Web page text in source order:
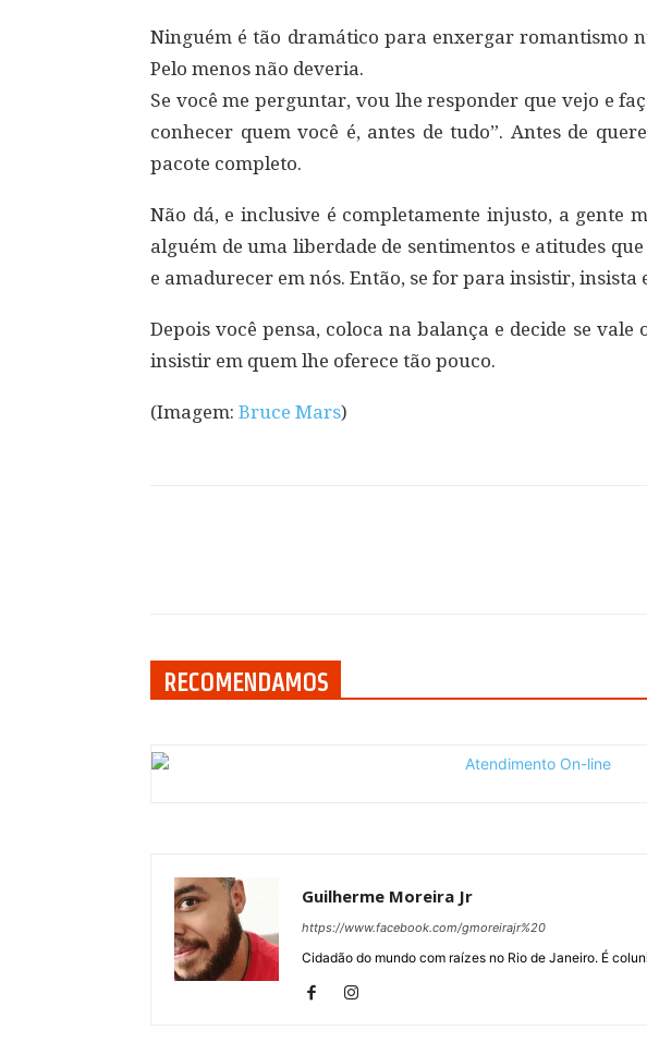
Ninguém é tão dramático para enxergar romantismo
Pelo menos não deveria.
Se você me perguntar, vou lhe responder que vejo e
conhecer quem você é, antes de tudo”. Antes de
pacote completo.
Não dá, e inclusive é completamente injusto, a gente
alguém de uma liberdade de sentimentos e atitudes
e amadurecer em nós. Então, se for para insistir, insista
Depois você pensa, coloca na balança e decide se vale
insistir em quem lhe oferece tão pouco.
(Imagem: Bruce Mars)
RECOMENDAMOS
Guilherme Moreira Jr
https://www.facebook.com/gmoreirajr%20
Cidadão do mundo com raízes no Rio de Janeiro. É